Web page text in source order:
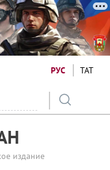
РУС ТАТ
издание